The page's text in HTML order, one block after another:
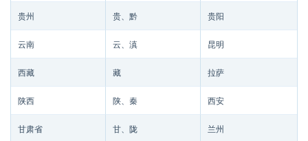
贵州 贵、黔 贵阳
云南 云、滇 昆明
西藏 藏 拉萨
陕西 陕、秦 西安
甘肃省 甘、陇 兰州